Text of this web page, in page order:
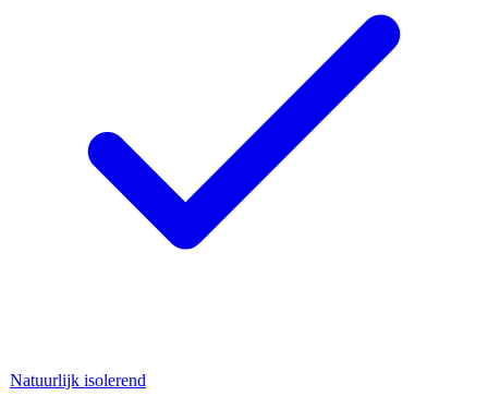
Natuurlijk isolerend